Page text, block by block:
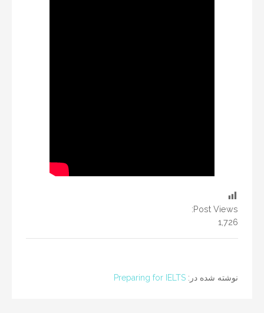
Post Views:
1,726
نوشته شده در: Preparing for IELTS